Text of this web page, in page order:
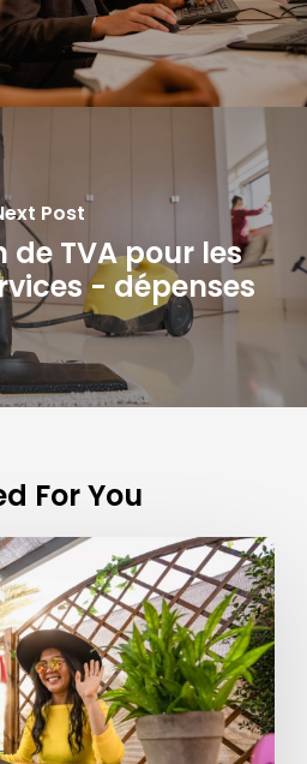
Post
de TVA pour les
- dépenses
For You